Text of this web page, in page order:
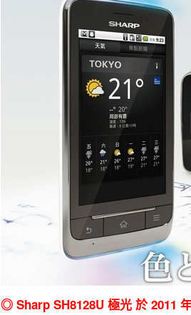
◎ Sharp SH8128U 極光 於 2011